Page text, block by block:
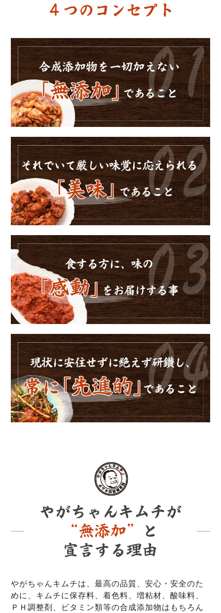
やがちゃんキムチは、最高の品質、安心・安全のた
めに、キムチに保存料、着色料、増粘材、酸味料、
ＰＨ調整剤、ビタミン類等の合成添加物はもちろん